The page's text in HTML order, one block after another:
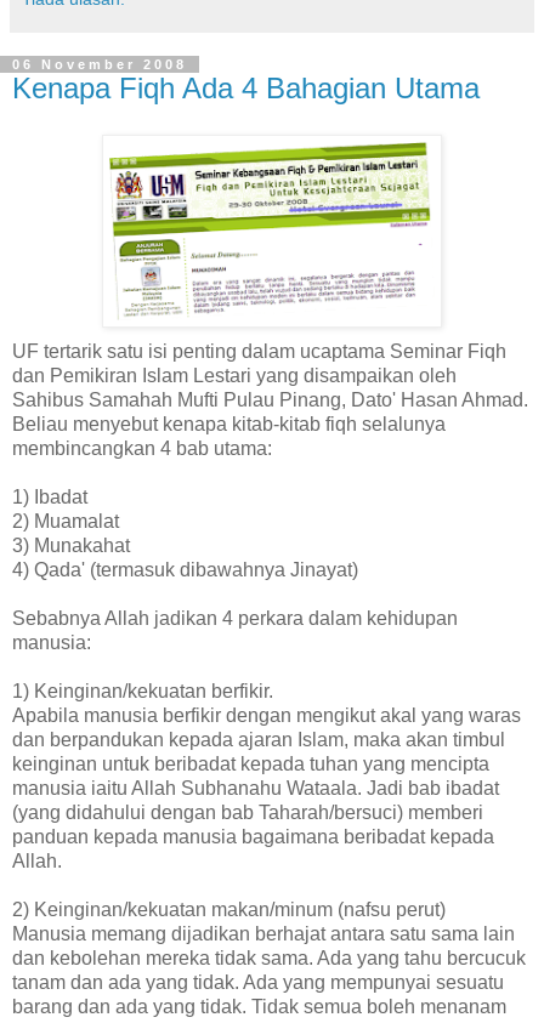
06 November 2008
Kenapa Fiqh Ada 4 Bahagian Utama
UF tertarik satu isi penting dalam ucaptama Seminar Fiqh
dan Pemikiran Islam Lestari yang disampaikan oleh
Sahibus Samahah Mufti Pulau Pinang, Dato' Hasan Ahmad.
Beliau menyebut kenapa kitab-kitab fiqh selalunya
membincangkan 4 bab utama:
1) Ibadat
2) Muamalat
3) Munakahat
4) Qada' (termasuk dibawahnya Jinayat)
Sebabnya Allah jadikan 4 perkara dalam kehidupan
manusia:
1) Keinginan/kekuatan berfikir.
Apabila manusia berfikir dengan mengikut akal yang waras
dan berpandukan kepada ajaran Islam, maka akan timbul
keinginan untuk beribadat kepada tuhan yang mencipta
manusia iaitu Allah Subhanahu Wataala. Jadi bab ibadat
(yang didahului dengan bab Taharah/bersuci) memberi
panduan kepada manusia bagaimana beribadat kepada
Allah.
2) Keinginan/kekuatan makan/minum (nafsu perut)
Manusia memang dijadikan berhajat antara satu sama lain
dan kebolehan mereka tidak sama. Ada yang tahu bercucuk
tanam dan ada yang tidak. Ada yang mempunyai sesuatu
barang dan ada yang tidak. Tidak semua boleh menanam